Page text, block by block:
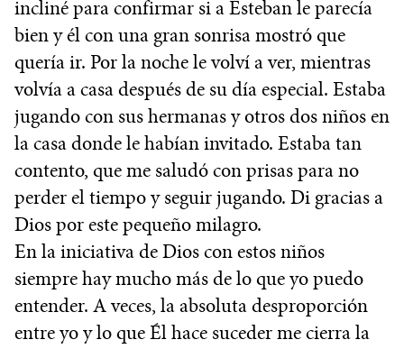
incliné para confirmar si a Esteban le parecía
bien y él con una gran sonrisa mostró que
quería ir. Por la noche le volví a ver, mientras
volvía a casa después de su día especial. Estaba
jugando con sus hermanas y otros dos niños en
la casa donde le habían invitado. Estaba tan
contento, que me saludó con prisas para no
perder el tiempo y seguir jugando. Di gracias a
Dios por este pequeño milagro.
En la iniciativa de Dios con estos niños
siempre hay mucho más de lo que yo puedo
entender. A veces, la absoluta desproporción
entre yo y lo que Él hace suceder me cierra la